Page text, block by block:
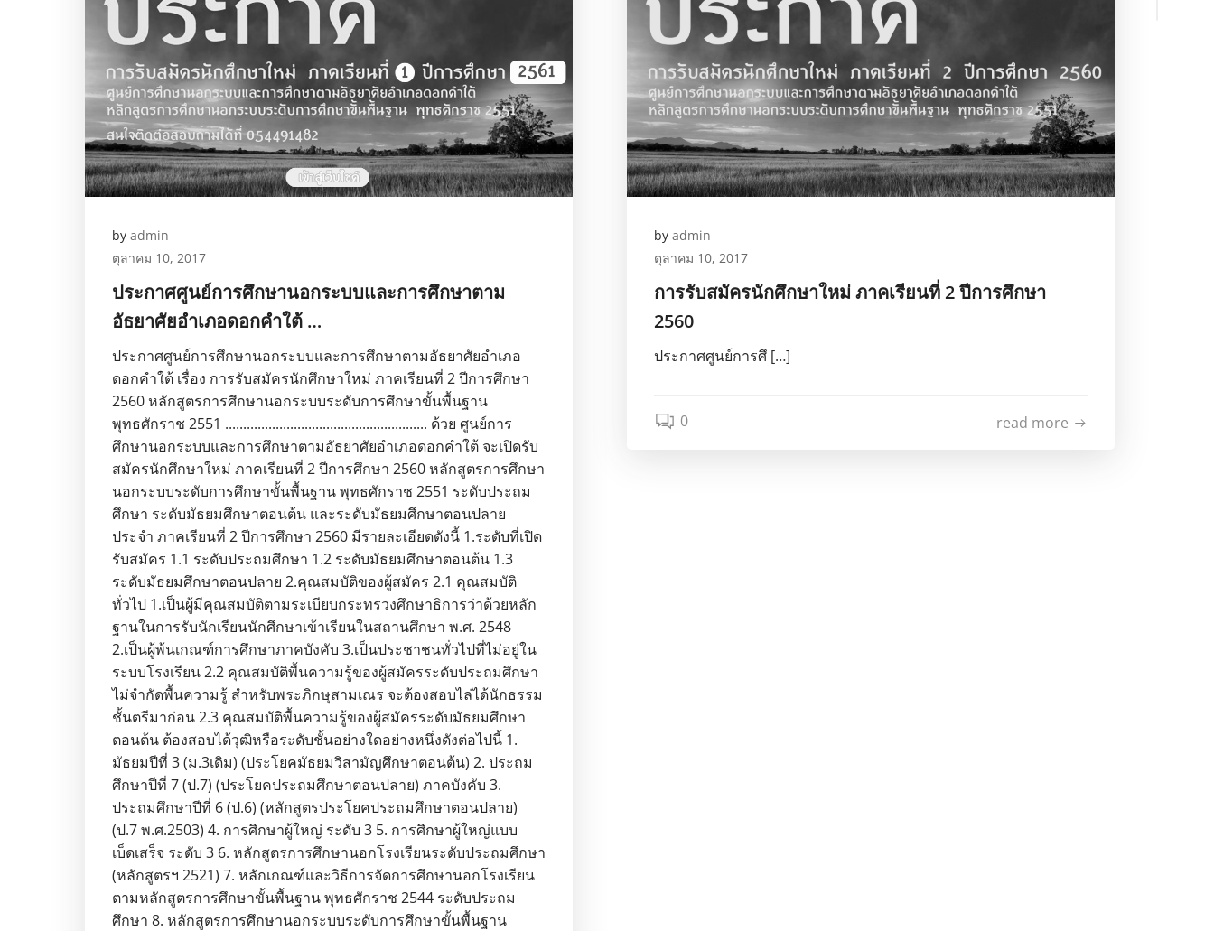
by admin
ตุลาคม 10, 2017
ประกาศศูนย์การศึกษานอกระบบและการศึกษาตาม
อัธยาศัยอำเภอดอกคำใต้ …
ประกาศศูนย์การศึกษานอกระบบและการศึกษาตามอัธยาศัยอำเภอ
ดอกคำใต้ เรื่อง การรับสมัครนักศึกษาใหม่ ภาคเรียนที่ 2 ปีการศึกษา
2560 หลักสูตรการศึกษานอกระบบระดับการศึกษาขั้นพื้นฐาน
พุทธศักราช 2551 ........................................................ ด้วย ศูนย์การ
ศึกษานอกระบบและการศึกษาตามอัธยาศัยอำเภอดอกคำใต้ จะเปิดรับ
สมัครนักศึกษาใหม่ ภาคเรียนที่ 2 ปีการศึกษา 2560 หลักสูตรการศึกษา
นอกระบบระดับการศึกษาขั้นพื้นฐาน พุทธศักราช 2551 ระดับประถม
ศึกษา ระดับมัธยมศึกษาตอนต้น และระดับมัธยมศึกษาตอนปลาย
ประจำ ภาคเรียนที่ 2 ปีการศึกษา 2560 มีรายละเอียดดังนี้ 1.ระดับที่เปิด
รับสมัคร 1.1 ระดับประถมศึกษา 1.2 ระดับมัธยมศึกษาตอนต้น 1.3
ระดับมัธยมศึกษาตอนปลาย 2.คุณสมบัติของผู้สมัคร 2.1 คุณสมบัติ
ทั่วไป 1.เป็นผู้มีคุณสมบัติตามระเบียบกระทรวงศึกษาธิการว่าด้วยหลัก
ฐานในการรับนักเรียนนักศึกษาเข้าเรียนในสถานศึกษา พ.ศ. 2548
2.เป็นผู้พ้นเกณฑ์การศึกษาภาคบังคับ 3.เป็นประชาชนทั่วไปที่ไม่อยู่ใน
ระบบโรงเรียน 2.2 คุณสมบัติพื้นความรู้ของผู้สมัครระดับประถมศึกษา
ไม่จำกัดพื้นความรู้ สำหรับพระภิกษุสามเณร จะต้องสอบไล่ได้นักธรรม
ชั้นตรีมาก่อน 2.3 คุณสมบัติพื้นความรู้ของผู้สมัครระดับมัธยมศึกษา
ตอนต้น ต้องสอบได้วุฒิหรือระดับชั้นอย่างใดอย่างหนึ่งดังต่อไปนี้ 1.
มัธยมปีที่ 3 (ม.3เดิม) (ประโยคมัธยมวิสามัญศึกษาตอนต้น) 2. ประถม
ศึกษาปีที่ 7 (ป.7) (ประโยคประถมศึกษาตอนปลาย) ภาคบังคับ 3.
ประถมศึกษาปีที่ 6 (ป.6) (หลักสูตรประโยคประถมศึกษาตอนปลาย)
(ป.7 พ.ศ.2503) 4. การศึกษาผู้ใหญ่ ระดับ 3 5. การศึกษาผู้ใหญ่แบบ
เบ็ดเสร็จ ระดับ 3 6. หลักสูตรการศึกษานอกโรงเรียนระดับประถมศึกษา
(หลักสูตรฯ 2521) 7. หลักเกณฑ์และวิธีการจัดการศึกษานอกโรงเรียน
ตามหลักสูตรการศึกษาขั้นพื้นฐาน พุทธศักราช 2544 ระดับประถม
ศึกษา 8. หลักสูตรการศึกษานอกระบบระดับการศึกษาขั้นพื้นฐาน
by admin
ตุลาคม 10, 2017
การรับสมัครนักศึกษาใหม่ ภาคเรียนที่ 2 ปีการศึกษา
2560
ประกาศศูนย์การศึ […]
0 read more